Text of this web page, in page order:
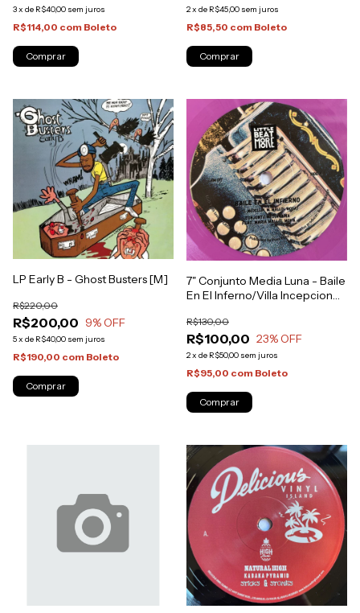
3x de R$40,00 sem juros
R$114,00 com Boleto
2x de R$45,00 sem juros
R$85,50 com Boleto
LP Early B - Ghost Busters [M]
R$200,00
R$220,00
9% OFF
5x de R$40,00 sem juros
R$190,00 com Boleto
7" Conjunto Media Luna - Baile
En El Inferno/Villa Incepcion
R$100,00
R$130,00
23% OFF
2x de R$50,00 sem juros
R$95,00 com Boleto